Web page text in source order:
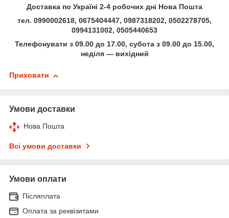
Доставка по Україні 2-4 робочих дні Нова Пошта
тел. 0990002618, 0675404447, 0987318202, 0502278705,
0994131002, 0505440653
Телефонувати з 09.00 до 17.00, субота з 09.00 до 15.00,
неділя — вихідний
Приховати
Умови доставки
Нова Пошта
Всі умови доставки
Умови оплати
Післяплата
Оплата за реквізитами